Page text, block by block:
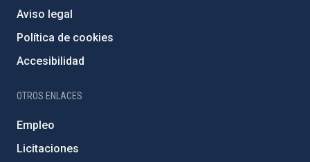
Aviso legal
Política de cookies
Accesibilidad
OTROS ENLACES
Empleo
Licitaciones